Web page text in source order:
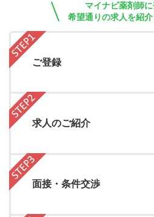
マイナビ薬剤師
希望通りの求人を紹介
ご登録
求人のご紹介
面接・条件交渉